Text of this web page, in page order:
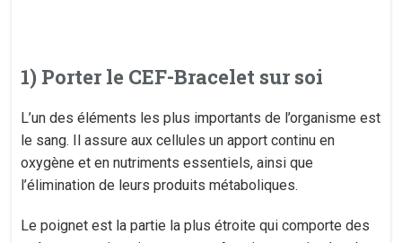
1) Porter le CEF-Bracelet sur soi
L’un des éléments les plus importants de l’organisme est
le sang. Il assure aux cellules un apport continu en
oxygène et en nutriments essentiels, ainsi que
l’élimination de leurs produits métaboliques.
Le poignet est la partie la plus étroite qui comporte des